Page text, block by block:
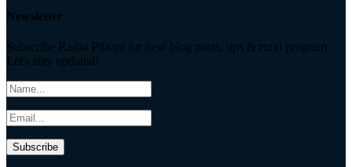
Newsletter
Subscribe Radio Pitaara for new blog posts, tips & rural program.
Let's stay updated!